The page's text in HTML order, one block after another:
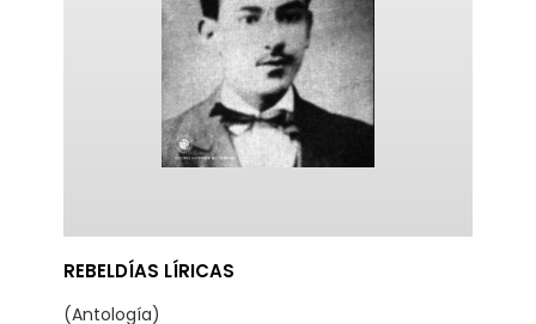
REBELDÍAS LÍRICAS
(Antología)